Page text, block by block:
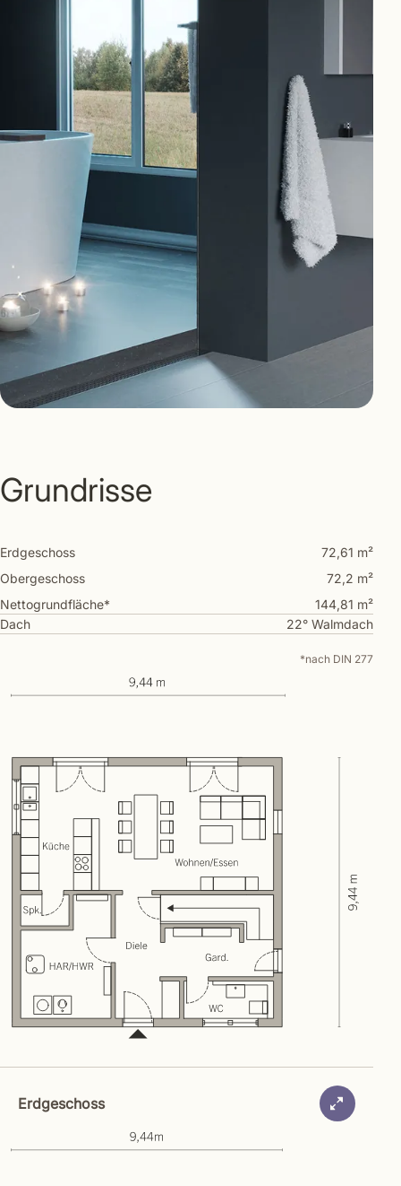
Grundrisse
Erdgeschoss
72,61 m²
Obergeschoss
72,2 m²
Nettogrundfläche*
144,81 m²
Dach
22° Walmdach
*nach DIN 277
Erdgeschoss